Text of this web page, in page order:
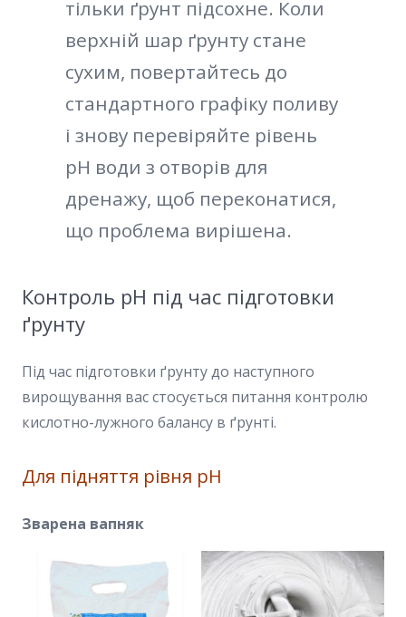
тільки ґрунт підсохне. Коли
верхній шар ґрунту стане
сухим, повертайтесь до
стандартного графіку поливу
і знову перевіряйте рівень
pH води з отворів для
дренажу, щоб переконатися,
що проблема вирішена.
Контроль pH під час підготовки
ґрунту
Під час підготовки ґрунту до наступного
вирощування вас стосується питання контролю
кислотно-лужного балансу в ґрунті.
Для підняття рівня pH
Зварена вапняк